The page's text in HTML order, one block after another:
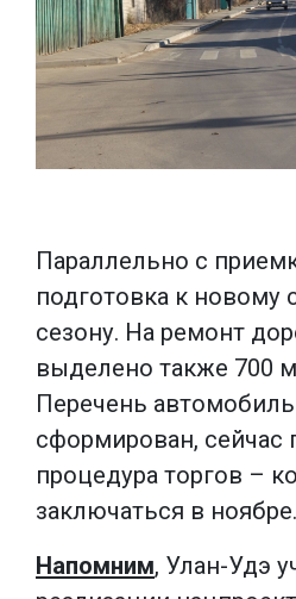
Параллельно с
подготовка к новому
сезону. На ремонт
выделено также 700
Перечень
сформирован, сейчас
процедура торгов –
заключаться в ноябре.
Напомним, Улан-Удэ